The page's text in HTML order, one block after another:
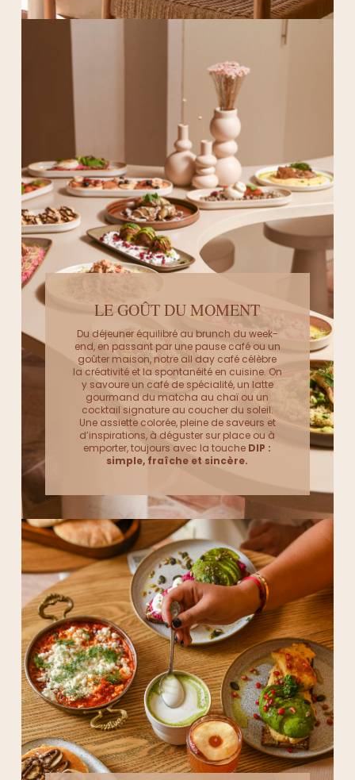
LE GOÛT DU MOMENT
Du déjeuner équilibré au brunch du week-
end, en passant par une pause café ou un
goûter maison, notre all day café célèbre
la créativité et la spontanéité en cuisine. On
y savoure un café de spécialité, un latte
gourmand du matcha au chaï ou un
cocktail signature au coucher du soleil.
Une assiette colorée, pleine de saveurs et
d’inspirations, à déguster sur place ou à
emporter, toujours avec la touche DIP :
simple, fraîche et sincère.